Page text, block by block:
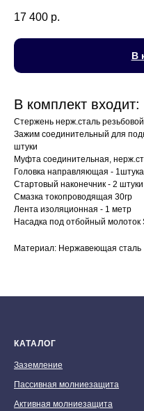
17 400 р.
В
В комплект входит:
Стержень нерж.сталь
Зажим соединительный для
штуки
Муфта соединительная,
Головка направляющая - 1штука
Стартовый наконечник - 2 штуки
Смазка токопроводящая 30гр
Лента изоляционная - 1 метр
Насадка под отбойный молоток
Материал: Нержавеющая сталь
КАТАЛОГ
Заземление
Пассивная молниезащита
Активная молниезащита